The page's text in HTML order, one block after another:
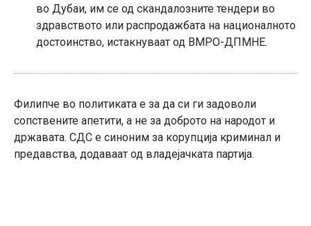
во Дубаи, им се од скандалозните тендери во
здравството или распродажбата на националното
достоинство, истакнуваат од ВМРО-ДПМНЕ.
Филипче во политиката е за да си ги задоволи
сопствените апетити, а не за доброто на народот и
државата. СДС е синоним за корупција криминал и
предавства, додаваат од владејачката партија.